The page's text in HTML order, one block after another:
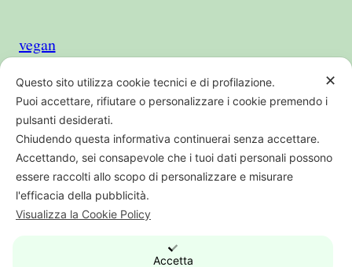
vegan
PI CF REG IMP BO01707541205 | REA
364538
digital web
Questo sito partecipa al programma di
✕
Questo sito utilizza cookie tecnici e di profilazione.
Puoi accettare, rifiutare o personalizzare i cookie premendo i
pulsanti desiderati.
Chiudendo questa informativa continuerai senza accettare.
Accettando, sei consapevole che i tuoi dati personali possono
essere raccolti allo scopo di personalizzare e misurare
l'efficacia della pubblicità.
Visualizza la Cookie Policy
Accetta